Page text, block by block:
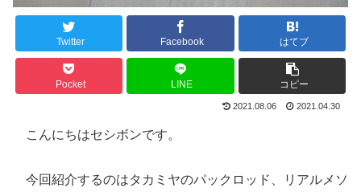
Twitter Facebook はてブ
Pocket LINE コピー
2021.08.06 2021.04.30
こんにちはセシボンです。
今回紹介するのはタカミヤのパックロッド、リアルメソ